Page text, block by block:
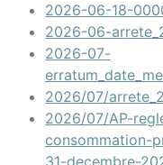
2026-06-18-
2026-06-
2026-07-
2026/07/
2026/07/AP-
consommation-